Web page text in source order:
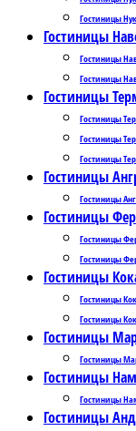
Гостиницы
Гостиницы
Гостиницы
Гостиницы
Гостиницы
Гостиницы
Гостиницы
Гостиницы
Гостиницы
Гостиницы
Гостиницы
Гостиницы
Гостиницы
Гостиницы
Гостиницы
Гостиницы
Гостиницы
Гостиницы
Гостиницы
Гостиницы
Гостиницы